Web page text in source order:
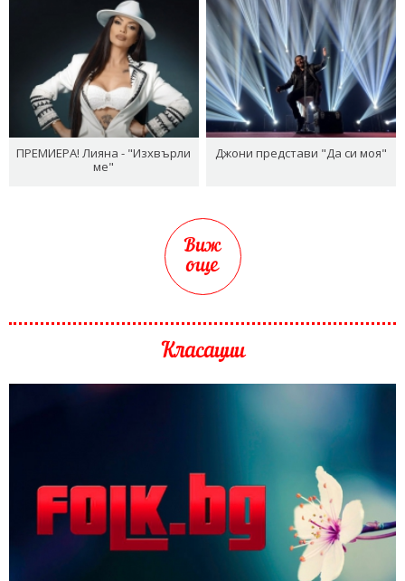
ПРЕМИЕРА! Лияна - "Изхвърли
ме"
Джони представи "Да си моя"
Виж
още
Класации